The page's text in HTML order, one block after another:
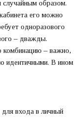
случайным образом.
его можно
одноразового
– дважды.
комбинацию – важно,
идентичными. В ином